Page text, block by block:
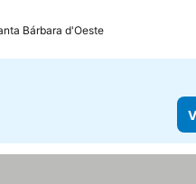
Bárbara d'Oeste